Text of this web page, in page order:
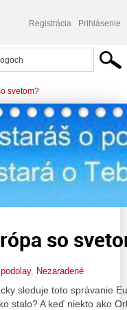
Registrácia Prihlásenie
svetom?
so
podolay, Nezaradené
sleduje toto správanie
stalo? A keď niekto ako